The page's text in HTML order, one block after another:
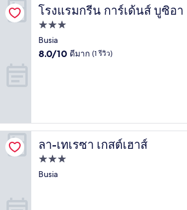
โรงแรมกรีน การ์เด้นส์ บูซิอา
โรงแรมกรีน การ์เด้นส์ บูซิอา
ที่พัก
3.0
ดาว
Busia
8.0
8.0/10 ดีมาก (1 รีวิว)
ลา-เทเรซา เกสต์เฮาส์
ลา-เทเรซา เกสต์เฮาส์
ที่พัก
3.0
Busia